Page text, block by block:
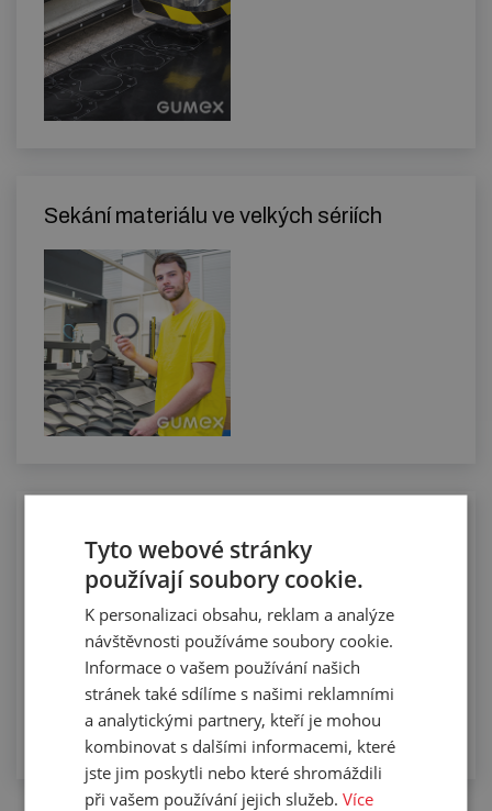
Sekání materiálu ve velkých sériích
Tyto webové stránky
používají soubory cookie.
K personalizaci obsahu, reklam a analýze
návštěvnosti používáme soubory cookie.
Informace o vašem používání našich
stránek také sdílíme s našimi reklamními
a analytickými partnery, kteří je mohou
kombinovat s dalšími informacemi, které
jste jim poskytli nebo které shromáždili
při vašem používání jejich služeb.Více